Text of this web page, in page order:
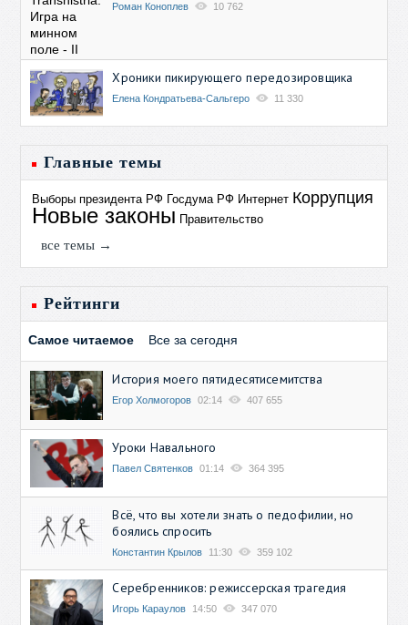
Роман Коноплев 10 762
Хроники пикирующего передозировщика
Елена Кондратьева-Сальгеро 11 330
Главные темы
Выборы президента РФ Госдума РФ Интернет Коррупция
Новые законы Правительство
все темы →
Рейтинги
Самое читаемое Все за сегодня
История моего пятидесятисемитства
Егор Холмогоров 02:14 407 655
Уроки Навального
Павел Святенков 01:14 364 395
Всё, что вы хотели знать о педофилии, но
боялись спросить
Константин Крылов 11:30 359 102
Серебренников: режиссерская трагедия
Игорь Караулов 14:50 347 070